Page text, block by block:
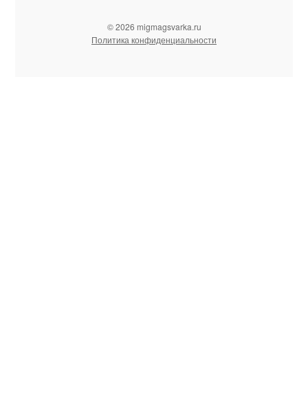
© 2026 migmagsvarka.ru
Политика конфиденциальности